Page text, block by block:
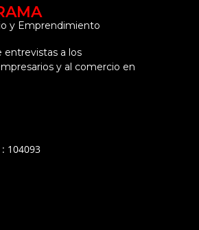
y Emprendimiento
entrevistas a los
y al comercio en
104093